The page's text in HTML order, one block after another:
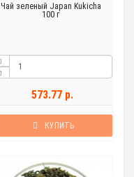
Чай зеленый Japan Kukicha
100 г
573.77 р.
КУПИТЬ